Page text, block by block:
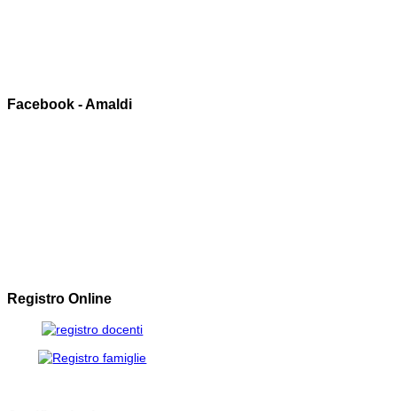
Facebook - Amaldi
Registro Online